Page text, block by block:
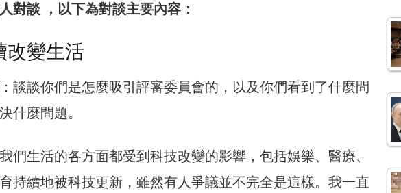
對談 ，以下為對談主要內容：
改變生活
：談談你們是怎麼吸引評審委員會的，以及你們看到了什麼問
什麼問題。
我們生活的各方面都受到科技改變的影響，包括娛樂、醫療、
持續地被科技更新，雖然有人爭議並不完全是這樣。我一直